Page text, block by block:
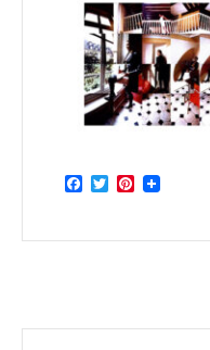
Facebook
TwitterPinterest